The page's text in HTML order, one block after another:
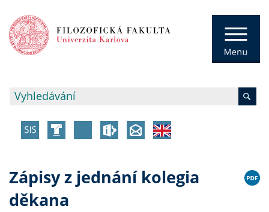
Zápisy z jednání kolegia
děkana